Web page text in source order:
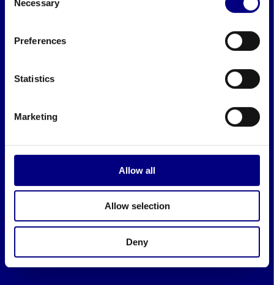
Selection
Necessary
Preferences
Statistics
Marketing
Allow all
Allow selection
Deny